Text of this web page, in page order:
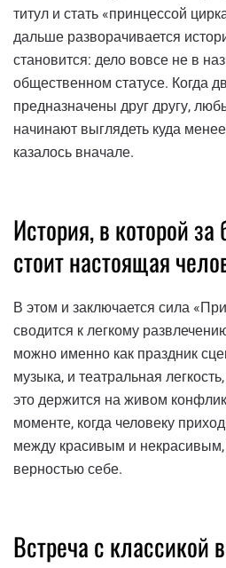
титул и стать «принцессой
дальше разворачивается
становится: дело вовсе не в
общественном статусе. Когда
предназначены друг другу,
начинают выглядеть куда
казалось вначале.
История, в которой
стоит настоящая
В этом и заключается сила
сводится к легкому
можно именно как праздник
музыка, и театральная
это держится на живом
моменте, когда человеку
между красивым и
верностью себе.
Встреча с классикой